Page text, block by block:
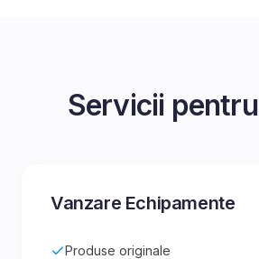
Servicii pentru
Vanzare Echipamente
Produse originale